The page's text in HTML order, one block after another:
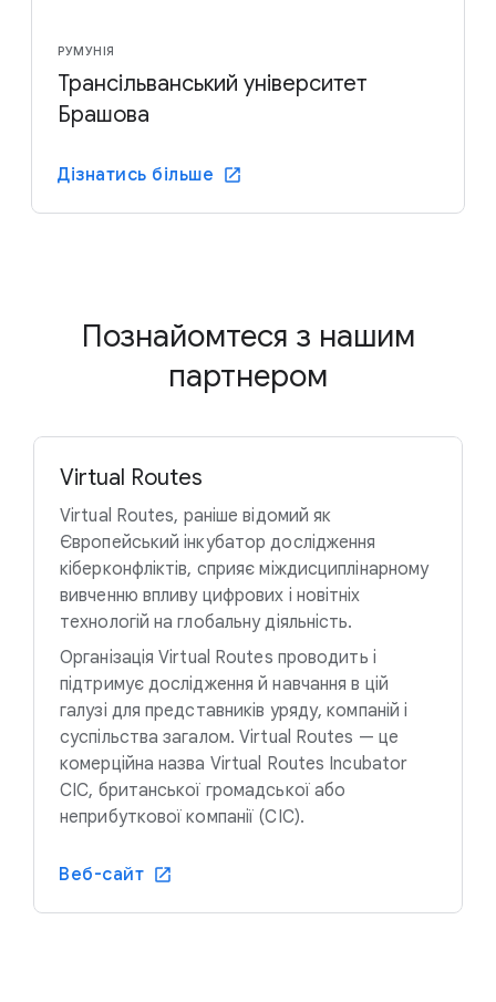
РУМУНІЯ
Трансільванський університет
Брашова
Дізнатись більше
Познайомтеся з нашим
партнером
Virtual Routes
Virtual Routes, раніше відомий як
Європейський інкубатор дослідження
кіберконфліктів, сприяє міждисциплінарному
вивченню впливу цифрових і новітніх
технологій на глобальну діяльність.
Організація Virtual Routes проводить і
підтримує дослідження й навчання в цій
галузі для представників уряду, компаній і
суспільства загалом. Virtual Routes — це
комерційна назва Virtual Routes Incubator
CIC, британської громадської або
неприбуткової компанії (CIC).
Веб-сайт